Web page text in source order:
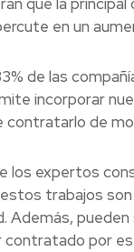
en un
de las
incorporar
contratarlo de
los expertos
trabajos
Además,
por